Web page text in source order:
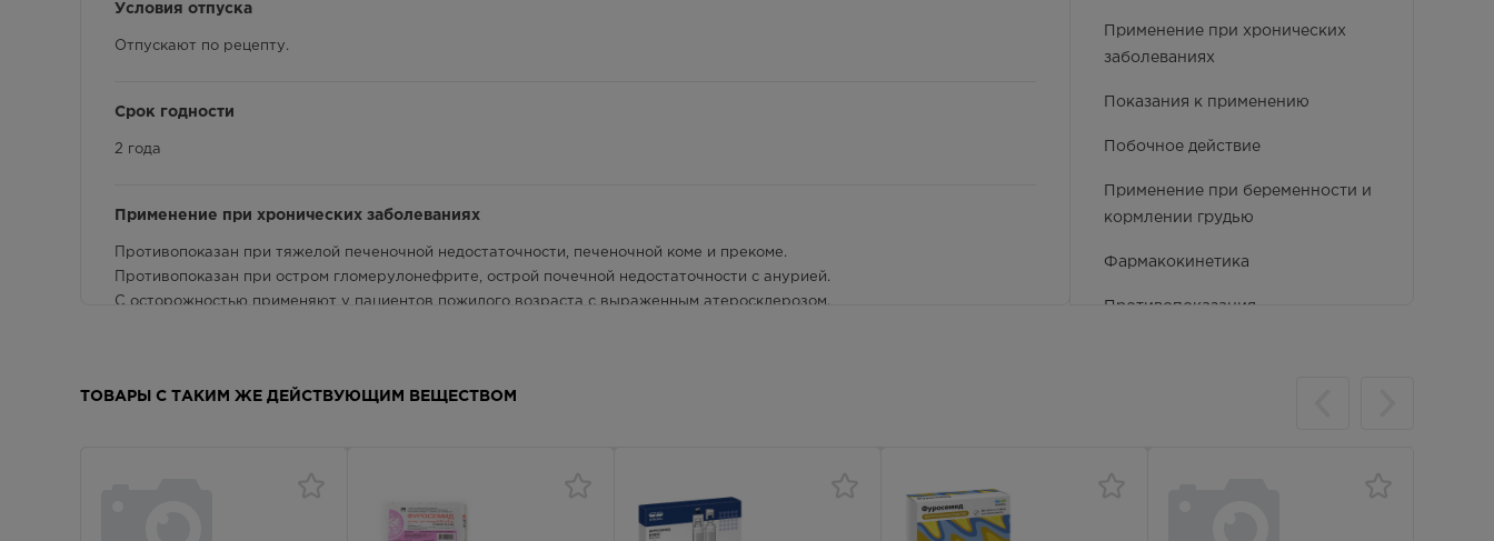
Применение при хронических
заболеваниях
Показания к применению
Побочное действие
Применение при беременности и
кормлении грудью
Фармакокинетика
Противопоказания
Условия отпуска
Отпускают по рецепту.
Срок годности
2 года
Применение при хронических заболеваниях
Противопоказан при тяжелой печеночной недостаточности, печеночной коме и прекоме.
Противопоказан при остром гломерулонефрите, острой почечной недостаточности с анурией.
C осторожностью применяют у пациентов пожилого возраста с выраженным атеросклерозом.
Отечный синдром различного генеза, в т.ч. при хронической сердечной недостаточности II-III стадии, циррозе печени
ТОВАРЫ С ТАКИМ ЖЕ ДЕЙСТВУЮЩИМ ВЕЩЕСТВОМ